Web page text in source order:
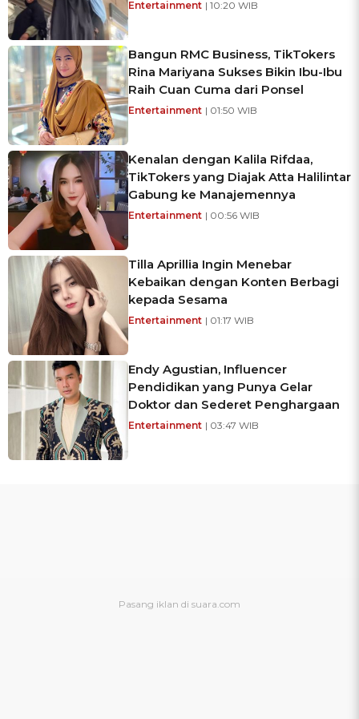
Entertainment | 10:20 WIB
Bangun RMC Business, TikTokers
Rina Mariyana Sukses Bikin Ibu-Ibu
Raih Cuan Cuma dari Ponsel
Entertainment | 01:50 WIB
Kenalan dengan Kalila Rifdaa,
TikTokers yang Diajak Atta Halilintar
Gabung ke Manajemennya
Entertainment | 00:56 WIB
Tilla Aprillia Ingin Menebar
Kebaikan dengan Konten Berbagi
kepada Sesama
Entertainment | 01:17 WIB
Endy Agustian, Influencer
Pendidikan yang Punya Gelar
Doktor dan Sederet Penghargaan
Entertainment | 03:47 WIB